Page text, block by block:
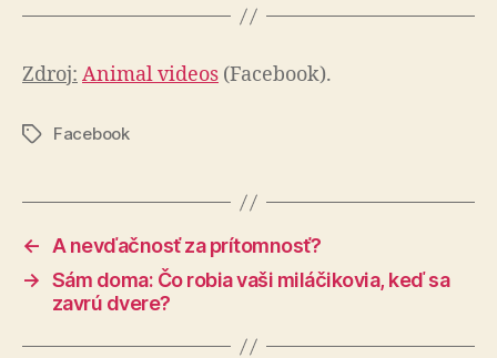
Zdroj: Animal videos (Facebook).
ZnačkyFacebook
← A nevďačnosť za prítomnosť?
→ Sám doma: Čo robia vaši miláčikovia, keď sa
zavrú dvere?